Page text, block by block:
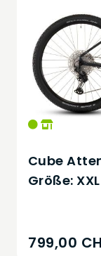
Cube
Größe: XXL
799,00